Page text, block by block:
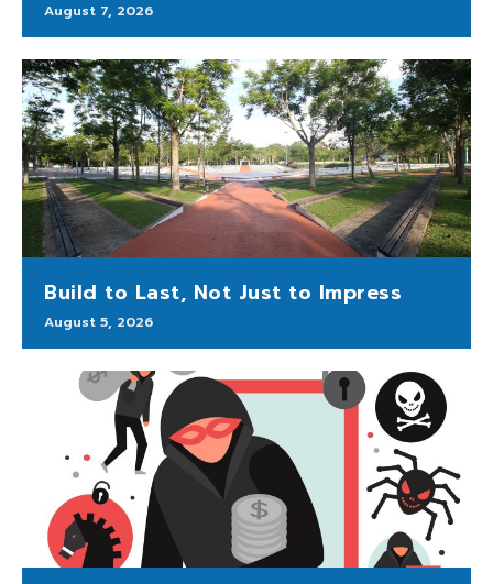
August 7, 2026
Build to Last, Not Just to Impress
August 5, 2026